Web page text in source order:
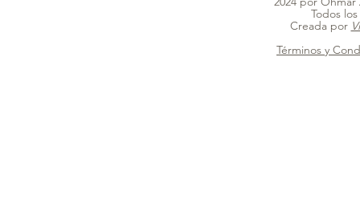
Todos
Creada por
Términos y